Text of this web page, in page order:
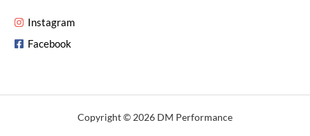
Instagram
Facebook
Copyright © 2026 DM Performance